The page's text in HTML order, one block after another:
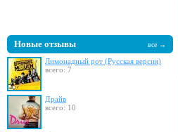
Новые отзывы все →
Лимонадный рот (Русская версия)
всего: 7
Драйв
всего: 10